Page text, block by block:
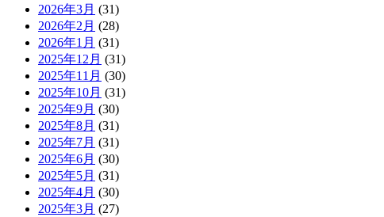
2026年3月 (31)
2026年2月 (28)
2026年1月 (31)
2025年12月 (31)
2025年11月 (30)
2025年10月 (31)
2025年9月 (30)
2025年8月 (31)
2025年7月 (31)
2025年6月 (30)
2025年5月 (31)
2025年4月 (30)
2025年3月 (27)